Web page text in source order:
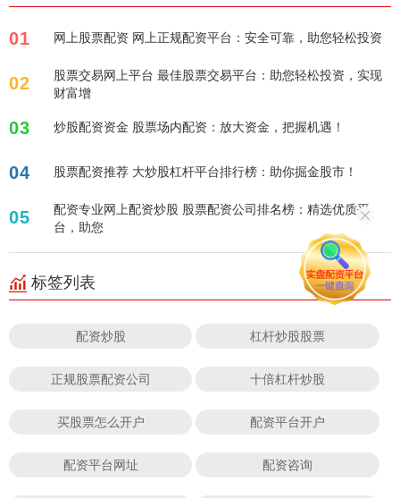
01 网上股票配资 网上正规配资平台：安全可靠，助您轻松投资
02
股票交易网上平台 最佳股票交易平台：助您轻松投资，实现
财富增
03 炒股配资资金 股票场内配资：放大资金，把握机遇！
04 股票配资推荐 大炒股杠杆平台排行榜：助你掘金股市！
05
配资专业网上配资炒股 股票配资公司排名榜：精选优质平
台，助您
标签列表
配资炒股 杠杆炒股股票
正规股票配资公司 十倍杠杆炒股
买股票怎么开户 配资平台开户
配资平台网址 配资咨询